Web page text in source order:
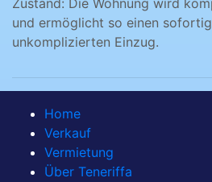
Zustand: Die Wohnung wird
und ermöglicht so einen
unkomplizierten Einzug.
Home
Verkauf
Vermietung
Über Teneriffa